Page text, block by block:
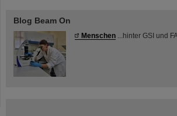
Blog Beam On
Menschen ...hinter GSI und